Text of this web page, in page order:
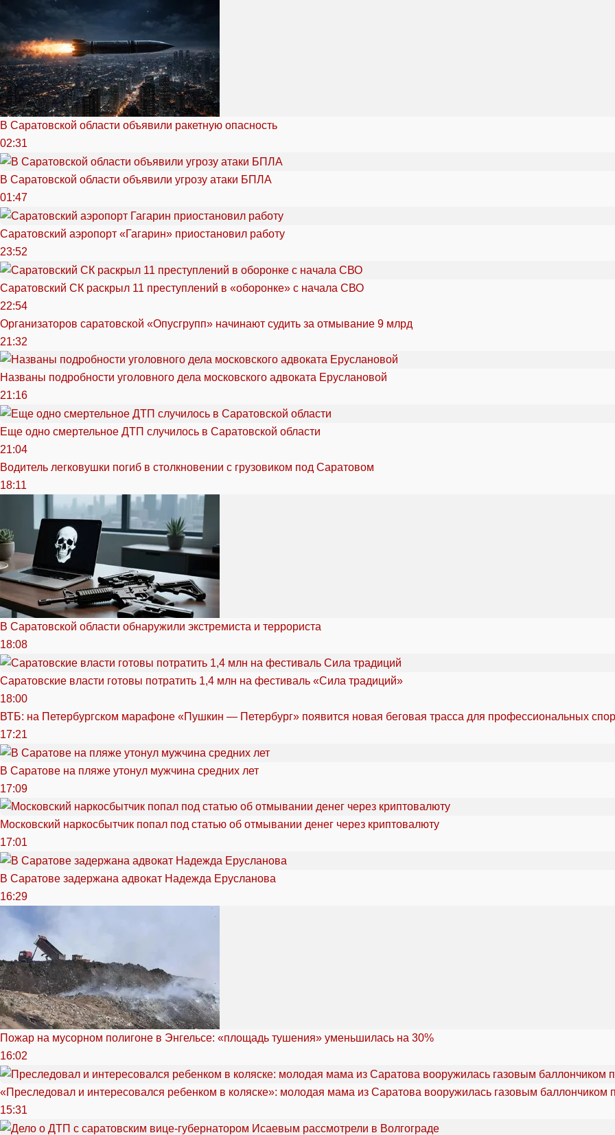
В Саратовской области объявили ракетную опасность
02:31
В Саратовской области объявили угрозу атаки БПЛА
01:47
Саратовский аэропорт «Гагарин» приостановил работу
23:52
Саратовский СК раскрыл 11 преступлений в «оборонке» с начала СВО
22:54
Организаторов саратовской «Опусгрупп» начинают судить за отмывание 9 млрд
21:32
Названы подробности уголовного дела московского адвоката Еруслановой
21:16
Еще одно смертельное ДТП случилось в Саратовской области
21:04
Водитель легковушки погиб в столкновении с грузовиком под Саратовом
18:11
В Саратовской области обнаружили экстремиста и террориста
18:08
Саратовские власти готовы потратить 1,4 млн на фестиваль «Сила традиций»
18:00
ВТБ: на Петербургском марафоне «Пушкин — Петербург» появится новая беговая трасса для профессиональных
17:21
В Саратове на пляже утонул мужчина средних лет
17:09
Московский наркосбытчик попал под статью об отмывании денег через криптовалюту
17:01
В Саратове задержана адвокат Надежда Ерусланова
16:29
Пожар на мусорном полигоне в Энгельсе: «площадь тушения» уменьшилась на 30%
16:02
«Преследовал и интересовался ребенком в коляске»: молодая мама из Саратова вооружилась газовым баллончиком
15:31